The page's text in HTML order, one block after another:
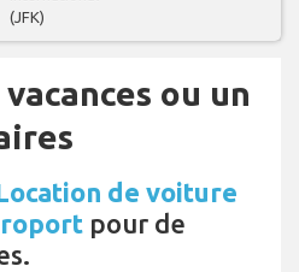
(JFK)
ou un
de voiture
pour de